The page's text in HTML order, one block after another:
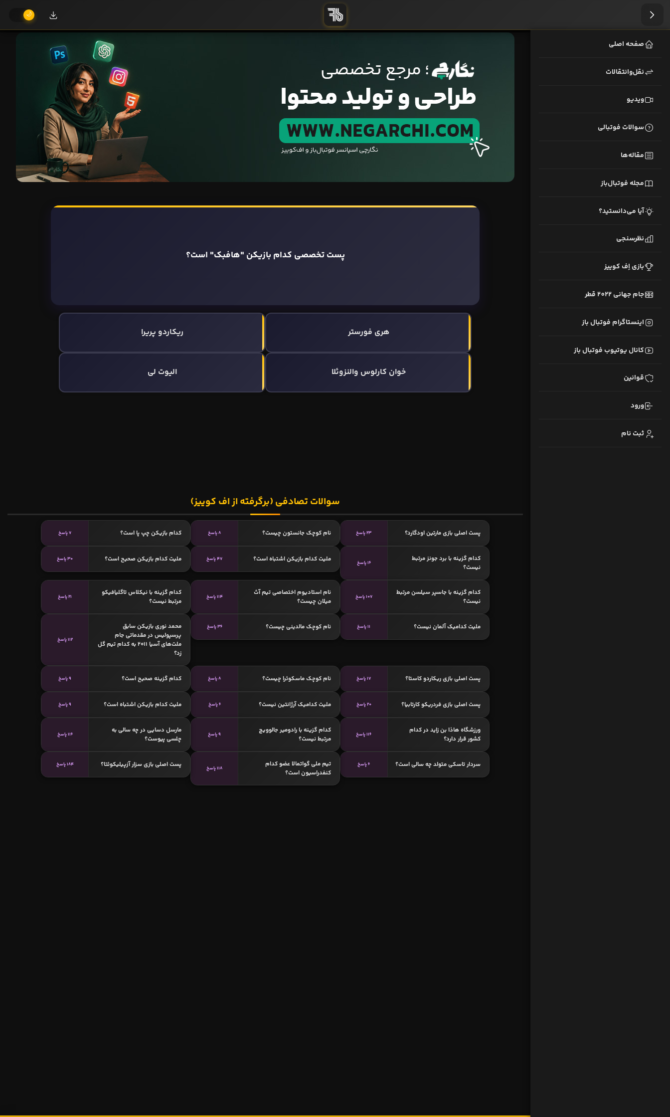
صفحه اصلی
نقل‌وانتقالات
ویدیو
سوالات فوتبالی
مقاله‌ها
مجله فوتبال‌باز
آیا می‌دانستید؟
نظرسنجی
بازی اِف کوییز
جام جهانی 2022 قطر
اینستاگرام فوتبال باز
کانال یوتیوب فوتبال باز
قوانین
ورود
ثبت نام
پست تخصصی کدام بازیکن "هافبک" است؟
هری فورستر ریکاردو پریرا
خوان کارلوس والنزوئلا الیوت لی
سوالات تصادفی (برگرفته از اف کوییز)
پست اصلی بازی مارتین اودگارد؟ 23 پاسخ نام کوچک جانستون چیست؟ 8 پاسخ کدام بازیکن چپ پا است؟ 7 پاسخ
کدام گزینه با برد جونز مرتبط
نیست؟
16 پاسخ ملیت کدام بازیکن اشتباه است؟ 47 پاسخ ملیت کدام بازیکن صحیح است؟ 30 پاسخ
کدام گزینه با جاسپر سیلسن مرتبط
نیست؟
107 پاسخ
نام استادیوم اختصاصی تیم آث
میلان چیست؟
114 پاسخ
کدام گزینه با نیکلاس تاگلیافیکو
مرتبط نیست؟
21 پاسخ
ملیت کدامیک آلمان نیست؟ 11 پاسخ نام کوچک مالدینی چیست؟ 36 پاسخ
محمد نوری بازیکن سابق
پرسپولیس در مقدماتی جام
ملت‌های آسیا ۲۰۱۱ به کدام تیم گل
زد؟
112 پاسخ
پست اصلی بازی ریکاردو کاستا؟ 17 پاسخ نام کوچک ماسکوئرا چیست؟ 8 پاسخ کدام گزینه صحیح است؟ 9 پاسخ
پست اصلی بازی فردریکو کارتابیا؟ 20 پاسخ ملیت کدامیک آرژانتین نیست؟ 6 پاسخ ملیت کدام بازیکن اشتباه است؟ 9 پاسخ
ورزشگاه هاذا بن زاید در کدام
کشور قرار دارد؟
116 پاسخ
کدام گزینه با رادومیر جالوویچ
مرتبط نیست؟
9 پاسخ
مارسل دسایی در چه سالی به
چلسی پیوست؟
116 پاسخ
سردار تاسکی متولد چه سالی است؟ 6 پاسخ
تیم ملی گواتمالا عضو کدام
کنفدراسیون است؟
118 پاسخ پست اصلی بازی سزار آزپیلیکوئتا؟ 184 پاسخ